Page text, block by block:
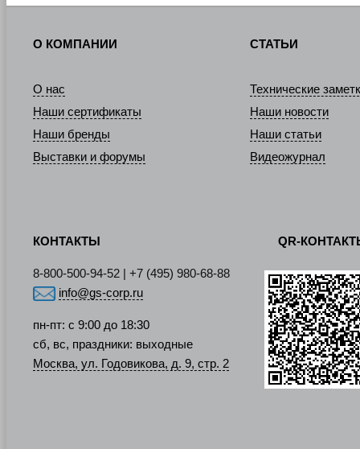
О КОМПАНИИ
О нас
Наши сертификаты
Наши бренды
Выставки и форумы
СТАТЬИ
Технические
Наши новости
Наши статьи
Видеожурнал
КОНТАКТЫ
8-800-500-94-52 | +7 (495) 980-68-88
info@gs-corp.ru
пн-пт: с 9:00 до 18:30
сб, вс, праздники: выходные
Москва, ул. Годовикова, д. 9, стр. 2
QR-